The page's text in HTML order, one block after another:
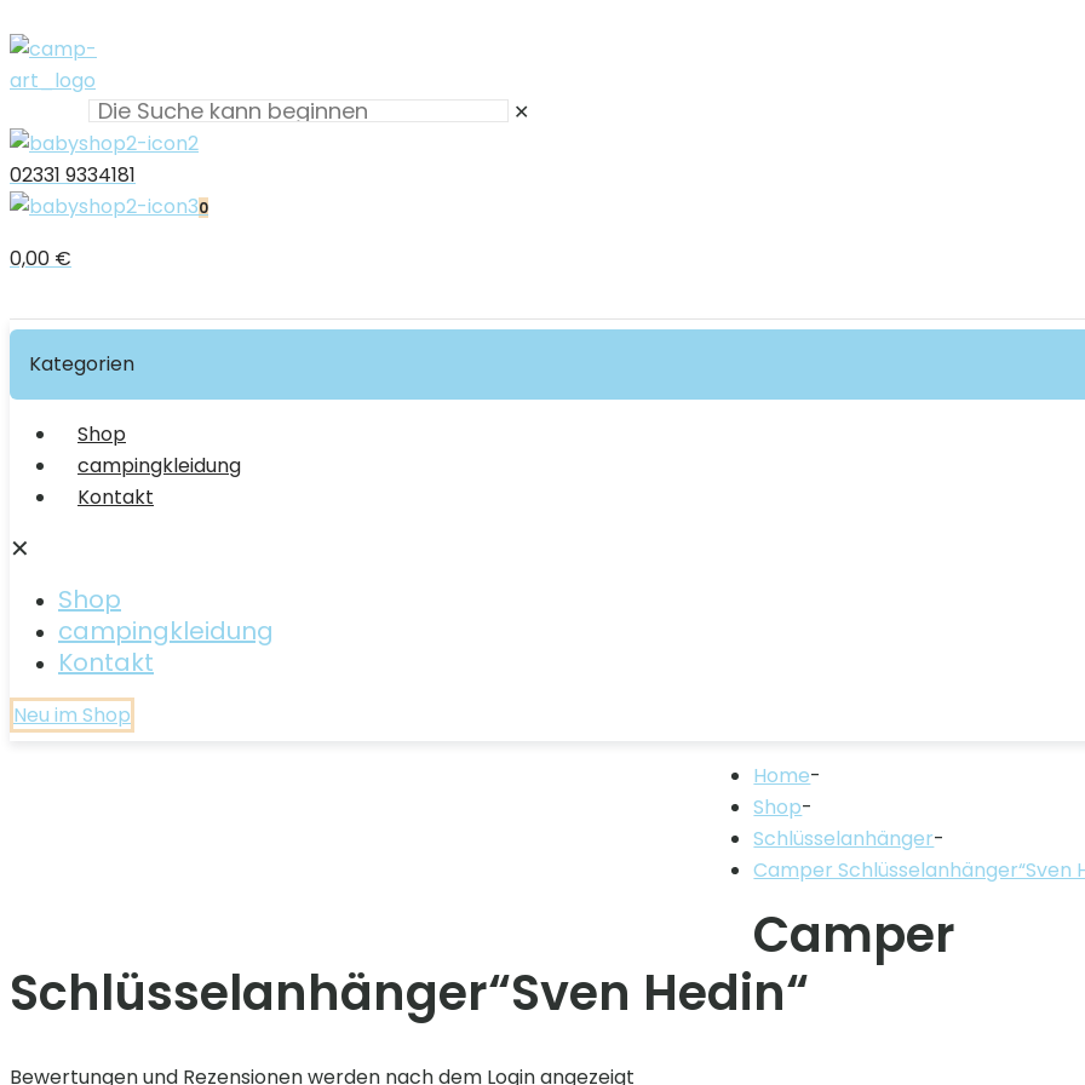
✕
02331 9334181
0
0,00 €
Kategorien
Shop
campingkleidung
Kontakt
✕
Shop
campingkleidung
Kontakt
Neu im Shop
Home-
Shop-
Schlüsselanhänger-
Camper Schlüsselanhänger“Sven
Camper
Schlüsselanhänger“Sven Hedin“
Bewertungen und Rezensionen werden nach dem Login angezeigt